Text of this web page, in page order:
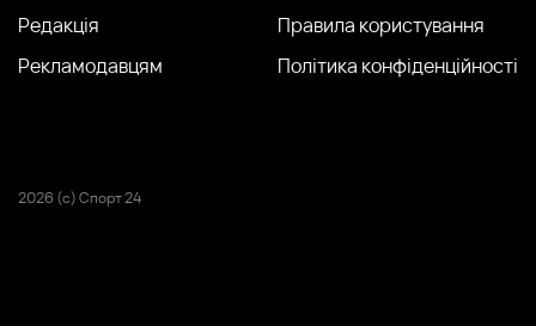
Редакція
Рекламодавцям
Правила користування
Політика конфіденційності
2026 (с) Спорт 24